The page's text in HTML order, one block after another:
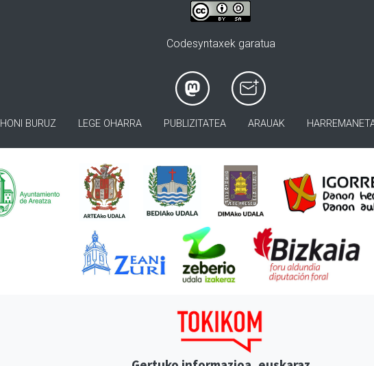
Codesyntaxek garatua
HONI BURUZ LEGE OHARRA PUBLIZITATEA ARAUAK